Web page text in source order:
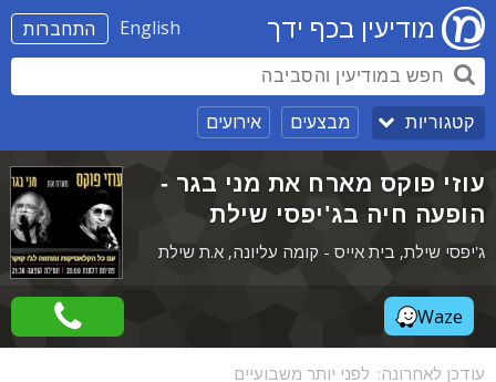
התחברות English מודיעין בכף ידך
קטגוריות מבצעים אירועים
עוזי פוקס מארח את מני בגר -
הופעה חיה בג'יפסי שילת
ג'יפסי שילת, בית אייס - קומה עליונה, א.ת שילת
Waze
עודכן לאחרונה: לפני יותר משבועיים